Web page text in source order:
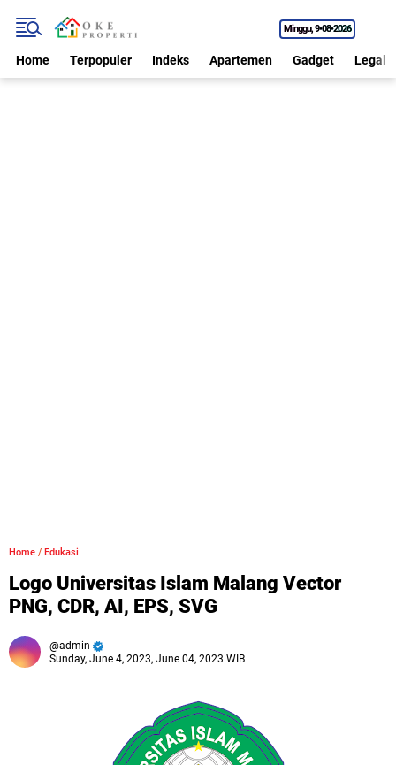
Minggu 9•08•2026
Home Terpopuler Indeks Apartemen Gadget Legal
Home / Edukasi
Logo Universitas Islam Malang Vector
PNG, CDR, AI, EPS, SVG
admin
Sunday, June 4, 2023, June 04, 2023 WIB